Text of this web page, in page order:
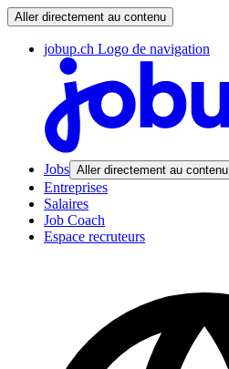
Aller directement au contenu
jobup.ch Logo de navigation
Jobs Aller directement au contenu
Entreprises
Salaires
Job Coach
Espace recruteurs